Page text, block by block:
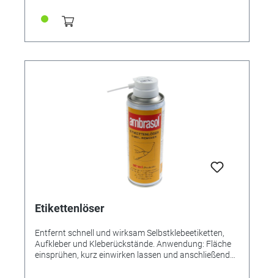
Etikettenlöser
Entfernt schnell und wirksam Selbstklebeetiketten,
Aufkleber und Kleberückstände. Anwendung: Fläche
einsprühen, kurz einwirken lassen und anschließend